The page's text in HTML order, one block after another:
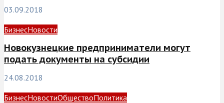
03.09.2018
БизнесНовости
Новокузнецкие предприниматели могут
подать документы на субсидии
24.08.2018
БизнесНовостиОбществоПолитика